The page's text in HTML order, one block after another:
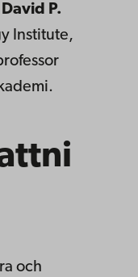
David P.
Institute,
och